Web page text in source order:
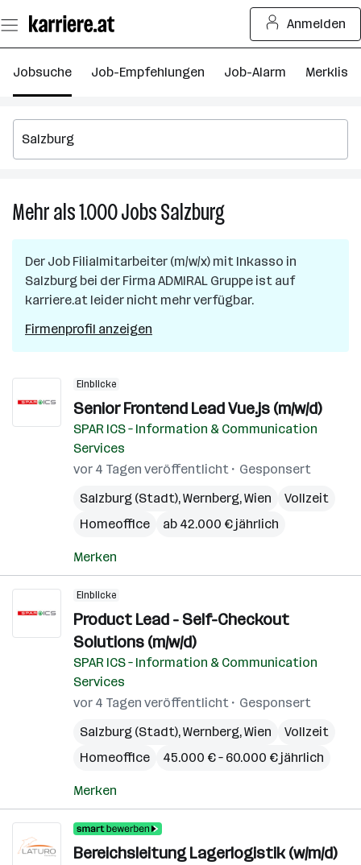
Seiteninhalt
springen
Anmelden
Jobsuche Job-Empfehlungen Job-Alarm Merkliste
Mehr als 1.000JobsSalzburgMehr
als
Jobs
in
Salzburg
Der Job Filialmitarbeiter (m/w/x) mit Inkasso in
Salzburg bei der Firma ADMIRAL Gruppe ist auf
karriere.at leider nicht mehr verfügbar.
Firmenprofil anzeigen
Einblicke
Senior Frontend Lead Vue.js​ (m/w/d)
SPAR ICS – Information & Communication
Services
vor 4 Tagen veröffentlicht
Gesponsert
Salzburg (Stadt),Wernberg,Wien
Vollzeit
Homeoffice
ab 42.000 € jährlich
Merken
Einblicke
Product Lead - Self-Checkout
Solutions (m/w/d)
SPAR ICS – Information & Communication
Services
vor 4 Tagen veröffentlicht
Gesponsert
Salzburg (Stadt),Wernberg,Wien
Vollzeit
Homeoffice
45.000 € – 60.000 € jährlich
Merken
Bereichsleitung Lagerlogistik (w/m/d)